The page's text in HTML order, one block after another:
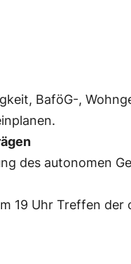
BaföG-,
des autonomen
19 Uhr Treffen